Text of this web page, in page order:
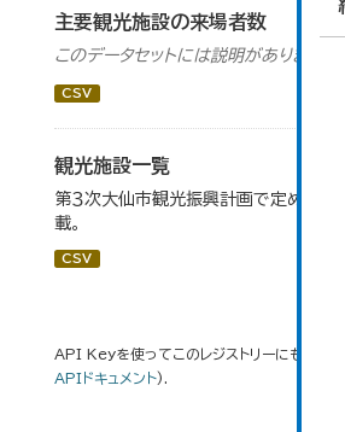
主要観光施設の来場者数
このデータセットには説明がありません
CSV
観光施設一覧
第３次大仙市観光振興計画で定めた、
載。
CSV
API Keyを使ってこのレジストリーにもアクセ
APIドキュメント).